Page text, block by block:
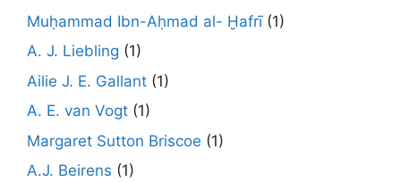
Muḥammad Ibn-Aḥmad al- Ḫafrī(1)
A. J. Liebling (1)
Ailie J. E. Gallant (1)
A. E. van Vogt (1)
Margaret Sutton Briscoe (1)
A.J. Beirens (1)